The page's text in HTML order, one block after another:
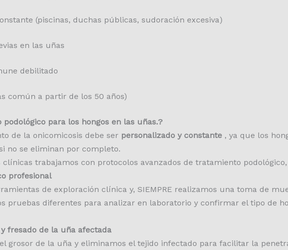
(piscinas, duchas públicas, sudoración excesiva)
en las uñas
debilitado
común a partir de los 50 años)
podológico para los hongos en las uñas.?
de la onicomicosis debe ser personalizado y constante, ya que los
no se eliminan por completo.
clínicas trabajamos con protocolos avanzados de tratamiento
profesional
de exploración clínica y, SIEMPRE realizamos una toma de
pruebas diferentes para analizar en laboratorio y confirmar el tipo de
fresado de la uña afectada
grosor de la uña y eliminamos el tejido infectado para facilitar la